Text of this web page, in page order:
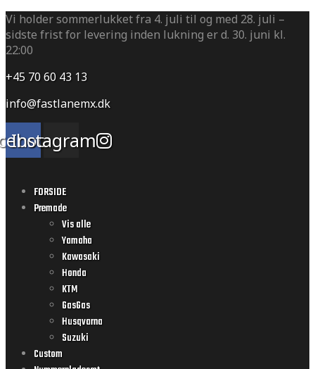
Vi holder sommerlukket fra 4. juli til og med 28. juli –
sidste frist for levering inden lukning er d. 30. juni kl.
22:00
+45 70 60 43 13
info@fastlanemx.dk
Instagram
FORSIDE
Premade
Vis alle
Yamaha
Kawasaki
Honda
KTM
GasGas
Husqvarna
Suzuki
Custom